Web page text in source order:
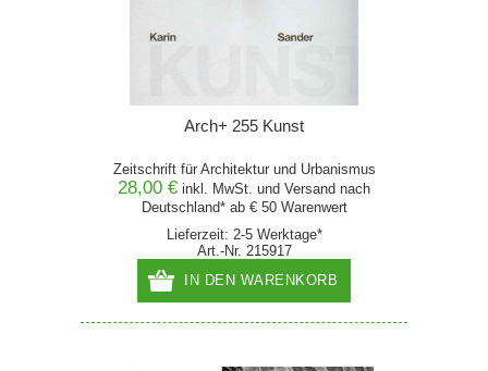
Arch+ 255 Kunst
Zeitschrift für Architektur und Urbanismus
28,00 € inkl. MwSt. und Versand nach
Deutschland* ab € 50 Warenwert
Lieferzeit: 2-5 Werktage*
Art.-Nr. 215917
IN DEN WARENKORB